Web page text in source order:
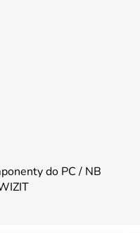
do PC / NB